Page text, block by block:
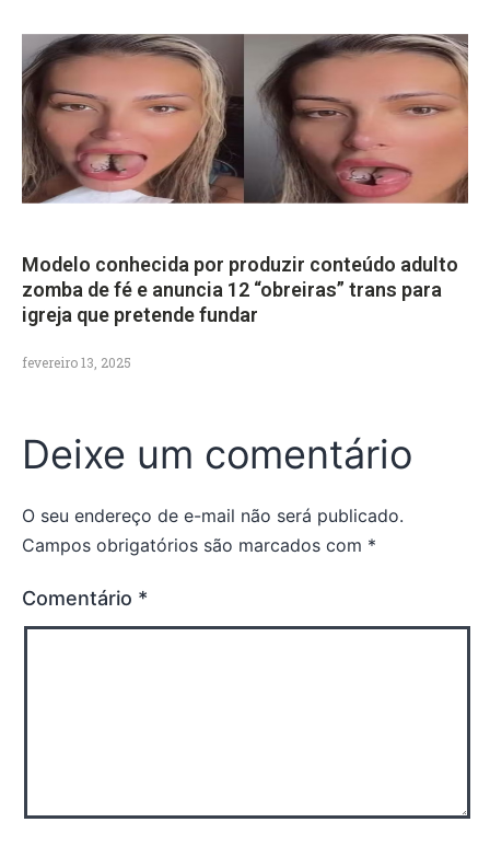
Modelo conhecida por produzir conteúdo adulto
zomba de fé e anuncia 12 “obreiras” trans para
igreja que pretende fundar
fevereiro 13, 2025
Deixe um comentário
O seu endereço de e-mail não será publicado.
Campos obrigatórios são marcados com *
Comentário *